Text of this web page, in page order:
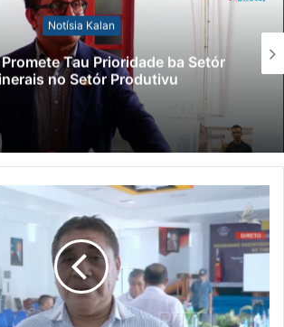
Notísia Kalan
Tau Prioridade ba Setór
no Setór Produtivu